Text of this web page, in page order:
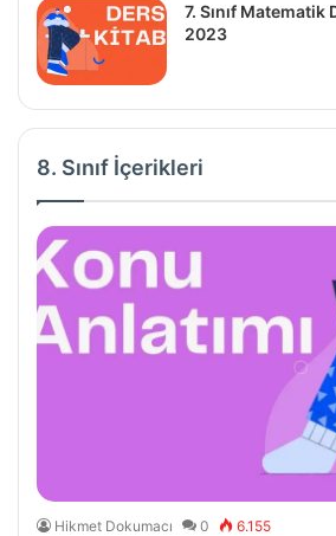
7. Sınıf Matematik
2023
8. Sınıf İçerikleri
Hikmet Dokumacı 0 6.155